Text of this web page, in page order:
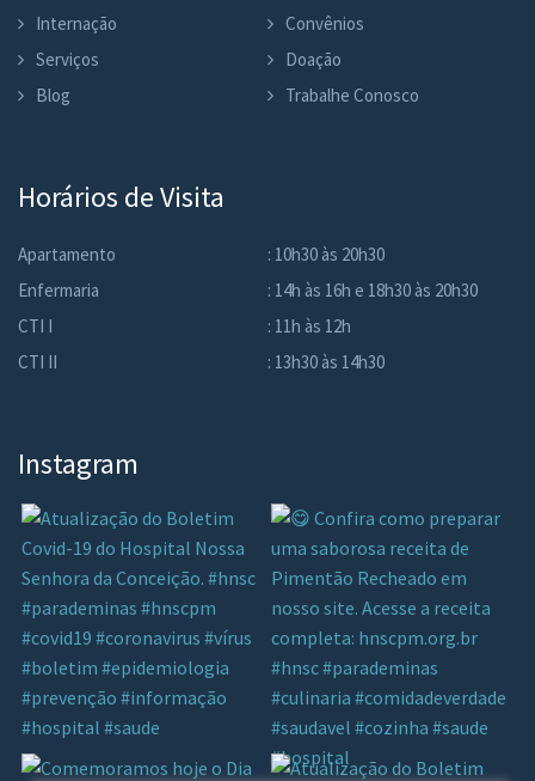
Internação
Convênios
Serviços
Doação
Blog
Trabalhe Conosco
Horários de Visita
Apartamento
: 10h30 às 20h30
Enfermaria
: 14h às 16h e 18h30 às 20h30
CTI I
: 11h às 12h
CTI II
: 13h30 às 14h30
Instagram